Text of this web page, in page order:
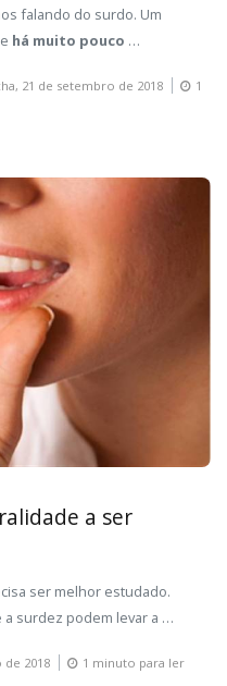
falando do surdo. Um
há muito pouco …
21 de setembro de 2018
1
a ser
ser melhor estudado.
surdez podem levar a …
de 2018 1 minuto para ler